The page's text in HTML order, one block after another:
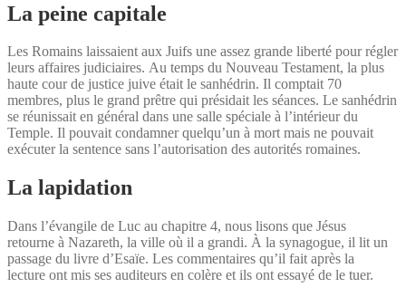
La peine capitale
Les Romains laissaient aux Juifs une assez grande liberté pour régler
leurs affaires judiciaires. Au temps du Nouveau Testament, la plus
haute cour de justice juive était le sanhédrin. Il comptait 70
membres, plus le grand prêtre qui présidait les séances. Le sanhédrin
se réunissait en général dans une salle spéciale à l’intérieur du
Temple. Il pouvait condamner quelqu’un à mort mais ne pouvait
exécuter la sentence sans l’autorisation des autorités romaines.
La lapidation
Dans l’évangile de Luc au chapitre 4, nous lisons que Jésus
retourne à Nazareth, la ville où il a grandi. À la synagogue, il lit un
passage du livre d’Esaïe. Les commentaires qu’il fait après la
lecture ont mis ses auditeurs en colère et ils ont essayé de le tuer.